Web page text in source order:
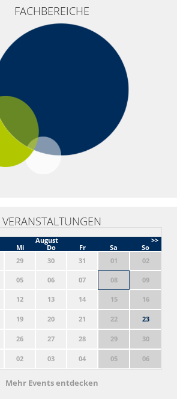
FACHBEREICHE
VERANSTALTUNGEN
>>
August
Mi Do Fr Sa
So
29 30 31 01 02
05 06 07 08 09
12 13 14 15 16
19 20 21 22 23
26 27 28 29 30
02 03 04 05 06
Mehr Events entdecken